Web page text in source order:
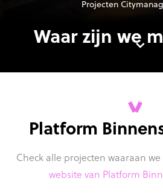
Waar zijn we
Projecten
Platform
Check alle projecten waaraan
website van Platform